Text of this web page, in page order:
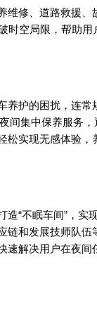
修、道路救援、
空局限，帮助用
的困扰，连常
间集中保养服务
实现无感体验，
“不眠车间”，实
和发展技师队
解决用户在夜